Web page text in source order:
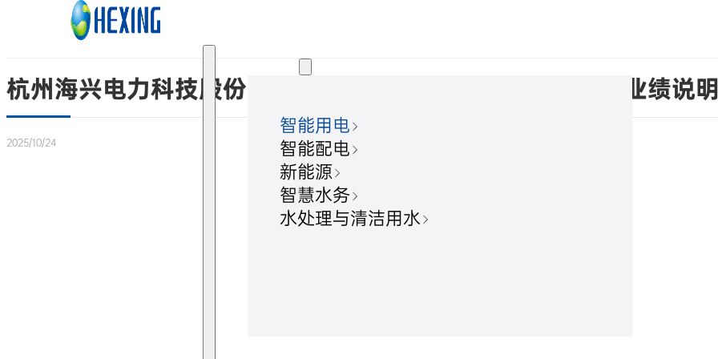
跳转到主要内容 跳转到页脚
智能用电
智能配电
新能源
智慧水务
水处理与清洁用水
杭州海兴电力科技股份有限公司关于召开2025年第三季度业绩说
2025/10/24